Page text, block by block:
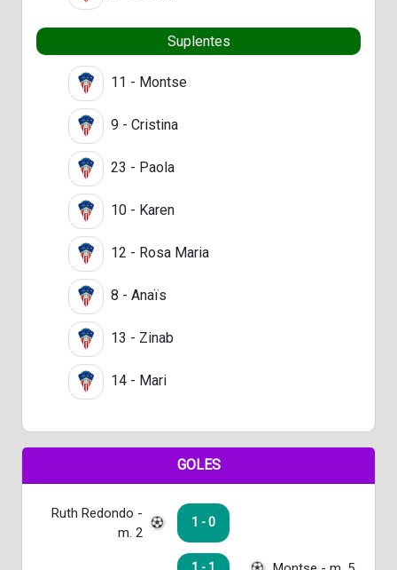
Suplentes
11 - Montse
9 - Cristina
23 - Paola
10 - Karen
12 - Rosa Maria
8 - Anaïs
13 - Zinab
14 - Mari
GOLES
Ruth Redondo -
m. 2
1 - 0